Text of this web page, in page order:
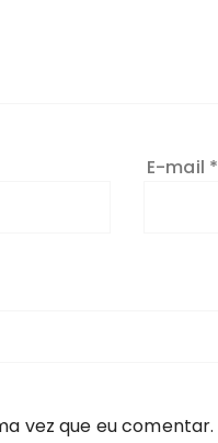
E-mail *
vez que eu comentar.